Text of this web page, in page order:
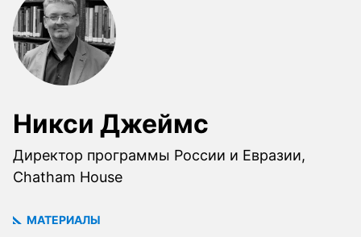
Никси Джеймс
Директор программы России и Евразии,
Chatham House
МАТЕРИАЛЫ